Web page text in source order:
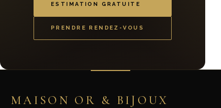
ESTIMATION GRATUITE
PRENDRE RENDEZ-VOUS
MAISON OR & BIJOUX